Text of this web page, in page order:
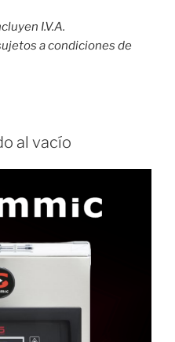
I.V.A.
a condiciones de
al vacío